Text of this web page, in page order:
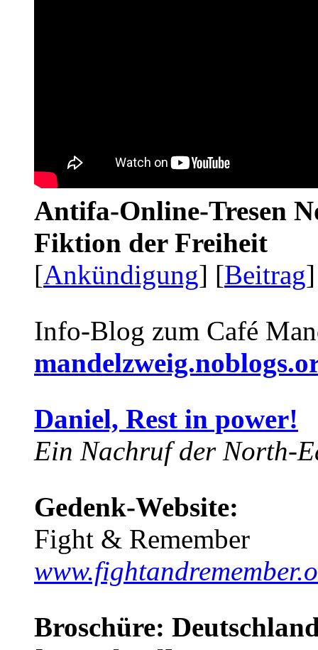
Antifa-Online-Tresen
Fiktion der Freiheit
[Ankündigung] [Beitrag
Info-Blog zum Café
Daniel, Rest in power!
Ein Nachruf der North-
Gedenk-Website:
Fight & Remember
Broschüre: